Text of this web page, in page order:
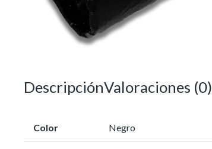
DescripciónValoraciones (0)
Color Negro